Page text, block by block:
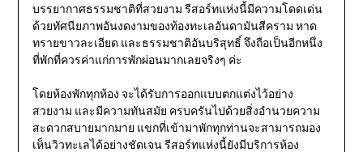
บรรยากาศธรรมชาติที่สวยงาม รีสอร์ทแห่งนี้มีความโดดเด่น
ด้วยทัศนียภาพอันงดงามของท้องทะเลอันดามันสีคราม หาด
ทรายขาวละเอียด และธรรมชาติอันบริสุทธิ์ จึงถือเป็นอีกหนึ่ง
ที่พักที่ควรค่าแก่การพักผ่อนมากเลยจริงๆ ค่ะ
โดยห้องพักทุกห้อง จะได้รับการออกแบบตกแต่งไว้อย่าง
สวยงาม และมีความทันสมัย ครบครันไปด้วยสิ่งอำนวยความ
สะดวกสบายมากมาย แขกที่เข้ามาพักทุกท่านจะสามารถมอง
เห็นวิวทะเลได้อย่างชัดเจน รีสอร์ทแห่งนี้ยังมีบริการห้อง